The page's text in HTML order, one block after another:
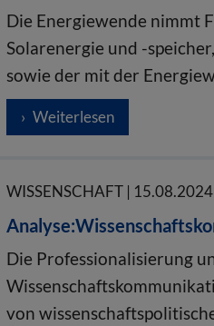
Die Energiewende nimmt
Solarenergie und -
sowie der mit der
Weiterlesen
WISSENSCHAFT | 15.08.2024
Die Professionalisierung
von